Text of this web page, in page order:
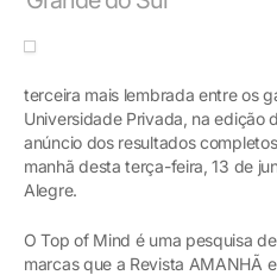
terceira mais lembrada entre os
Universidade Privada, na edição
anúncio dos resultados
manhã desta terça-feira, 13 de
Alegre.
O Top of Mind é uma pesquisa
marcas que a Revista AMANHÃ